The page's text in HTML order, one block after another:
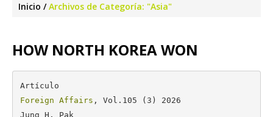
Inicio Archivos de Categoría: "Asia"
HOW NORTH KOREA WON
Foreign Affairs , Vol.105 (3) 2026
Jung H. Pak